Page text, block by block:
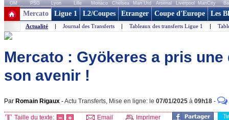
OM PSG Lyon Lille Monaco Chelsea Man Utd Arsenal Liverpool ManCity
+ de clubs
Mercato Ligue 1 L2/Coupes Etranger Coupe d'Europe Les
Actualité | Journal des Transferts | Tableaux des transferts Ligue 1 |
Mercato : Gyökeres a pris
son avenir !
Par Romain Rigaux -Actu Transferts, Mise en ligne: le 07/01/2025 à 09h18 -
Taille du texte: Email Imprimer